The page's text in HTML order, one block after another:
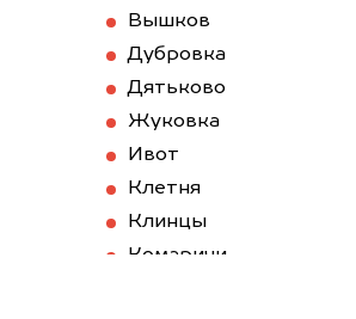
Вышков
Дубровка
Дятьково
Жуковка
Ивот
Клетня
Клинцы
Комаричи